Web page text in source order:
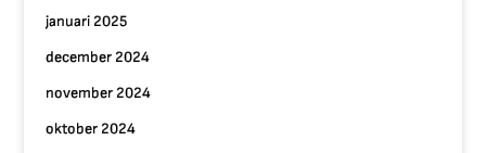
januari 2025
december 2024
november 2024
oktober 2024